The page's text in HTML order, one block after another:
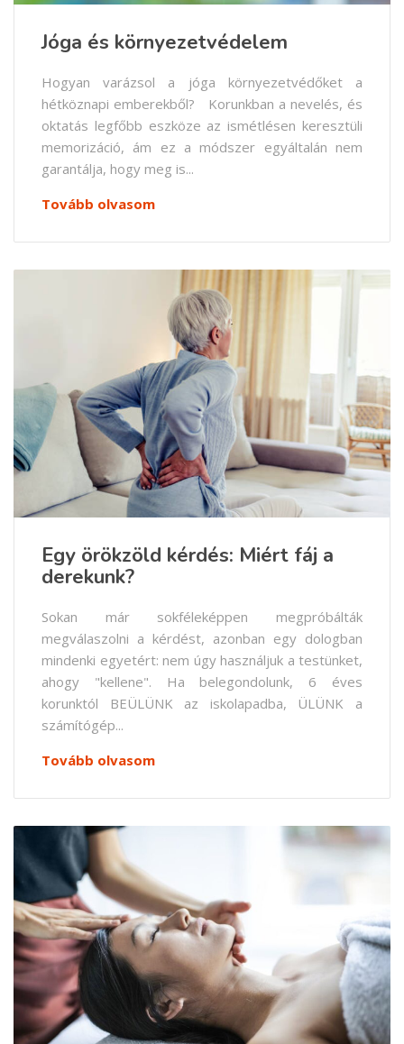
Jóga és környezetvédelem
Hogyan varázsol a jóga környezetvédőket a
hétköznapi emberekből? Korunkban a nevelés, és
oktatás legfőbb eszköze az ismétlésen keresztüli
memorizáció, ám ez a módszer egyáltalán nem
garantálja, hogy meg is...
Tovább olvasom
Egy örökzöld kérdés: Miért fáj a
derekunk?
Sokan már sokféleképpen megpróbálták
megválaszolni a kérdést, azonban egy dologban
mindenki egyetért: nem úgy használjuk a testünket,
ahogy "kellene". Ha belegondolunk, 6 éves
korunktól BEÜLÜNK az iskolapadba, ÜLÜNK a
számítógép...
Tovább olvasom